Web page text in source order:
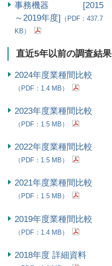
事務機器 [2015
～2019年度]
（PDF：437.7
KB）
直近5年以前の調査結果
2024年度業種間比較
（PDF：1.4 MB）
2023年度業種間比較
（PDF：1.5 MB）
2022年度業種間比較
（PDF：1.5 MB）
2021年度業種間比較
（PDF：1.5 MB）
2019年度業種間比較
（PDF：1.4 MB）
2018年度 詳細資料